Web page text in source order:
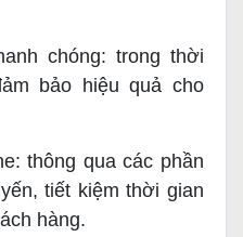
chóng: trong thời
bảo hiệu quả cho
thông qua các phần
tiết kiệm thời gian
hàng.